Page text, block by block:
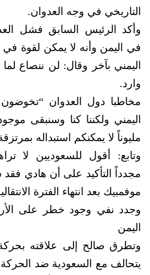
التاريخي في وجه العدوان.
وأكد الرئيس السابق فشل
في اليمن وأنه لا يمكن لقوة
اليمني بآخر وقال: لن ننصاع
وارد.
مخاطبا دول العدوان
مليوناً لا يمكنكم استبداله
وتابع: أقول للسعوديين لا
مجدداً التأكيد على أن هادي
موفمبيك بعد انتهاء الفترة
وجدد نفي وجود خطر على
اليمن
وتطرق صالح إلى علاقته
يتحالف مع السعودية ضد